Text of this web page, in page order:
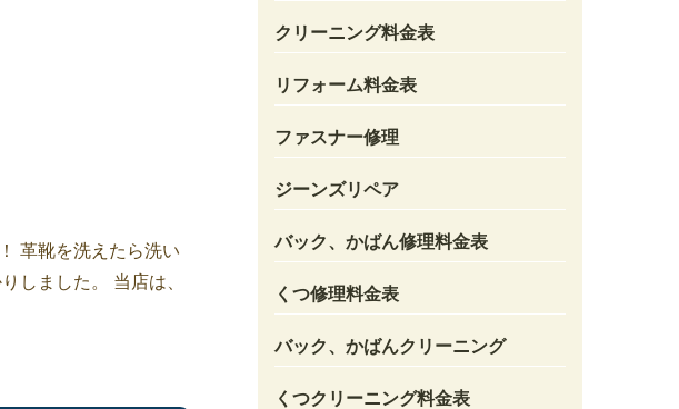
クリーニング料金表
リフォーム料金表
ファスナー修理
ジーンズリペア
バック、かばん修理料金表
くつ修理料金表
バック、かばんクリーニング
くつクリーニング料金表
革靴を洗えたら洗い
しました。 当店は、